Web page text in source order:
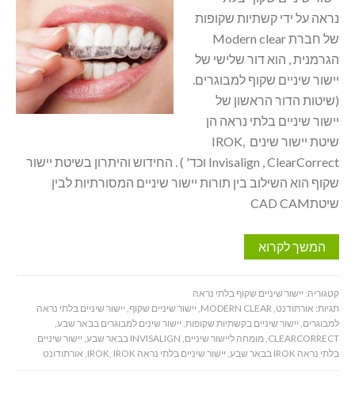
נראה על ידי קשתיות שקופות
של חברת Modern clear
הגרמנית , הוא דור שלישי של
יישור שיניים שקוף למבוגרים.
(שיטות הדור הראשון של
יישור שיניים בלתי נראה הן
שיטת יישור שינים IROK,
Invisalign , ClearCorrect וכד' ) . החידוש והיתרון בשיטת יישור
שקוף הוא השילוב בין תורות יישור שיניים המסורתיות לבין
שיטתCAD CAM
המשך לקרוא
קטגוריה: יישור שיניים שקוף בלתי נראה
תגיות: אורתודנט,
MODERN CLEAR
, יישור שיניים שקוף, יישור שיניים בלתי נראה
למבוגרים, יישור שיניים בקשתיות שקופות, יישור שינים למבוגרים בבאר שבע,
CLEARCORRECT
,מומחה ליישור שיניים, INVISALIGN בבאר שבע , יישור שיניים
בלתי נראה IROK בבאר שבע
, יישור שיניים בלתי נראה IROK , IROK
, אורתודונט